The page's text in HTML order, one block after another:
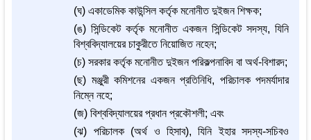
(ঘ) একাডেমিক কাউন্সিল কর্তৃক মনোনীত দুইজন শিক্ষক;
(ঙ) সিন্ডিকেট কর্তৃক মনোনীত একজন সিন্ডিকেট সদস্য, যিনি
বিশ্ববিদ্যালয়ের চাকুরীতে নিয়োজিত নহেন;
(চ) সরকার কর্তৃক মনোনীত দুইজন পরিকল্পনাবিদ বা অর্থ-বিশারদ;
(ছ) মঞ্জুরী কমিশনের একজন প্রতিনিধি, পরিচালক পদমর্যাদার
নিম্নে নহে;
(জ) বিশ্ববিদ্যালয়ের প্রধান প্রকৌশলী; এবং
(ঝ) পরিচালক (অর্থ ও হিসাব), যিনি ইহার সদস্য-সচিবও